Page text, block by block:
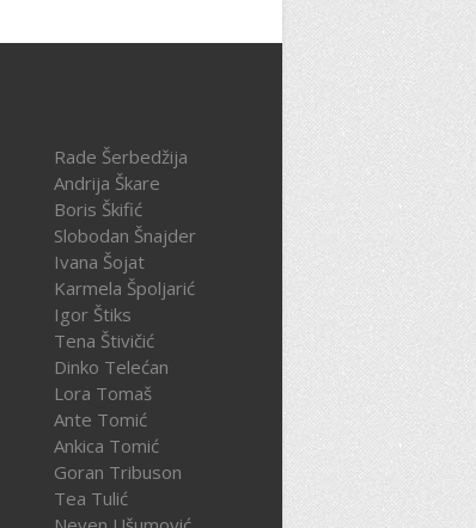
Rade Šerbedžija
Andrija Škare
Boris Škifić
Slobodan Šnajder
Ivana Šojat
Karmela Špoljarić
Igor Štiks
Tena Štivičić
Dinko Telećan
Lora Tomaš
Ante Tomić
Ankica Tomić
Goran Tribuson
Tea Tulić